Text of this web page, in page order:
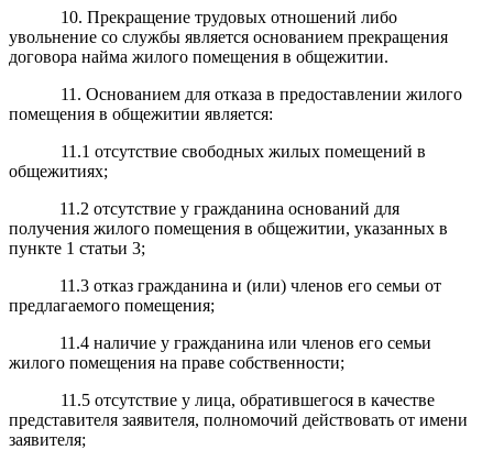
10. Прекращение трудовых отношений либо
увольнение со службы является основанием прекращения
договора найма жилого помещения в общежитии.
11. Основанием для отказа в предоставлении жилого
помещения в общежитии является:
11.1 отсутствие свободных жилых помещений в
общежитиях;
11.2 отсутствие у гражданина оснований для
получения жилого помещения в общежитии, указанных в
пункте 1 статьи 3;
11.3 отказ гражданина и (или) членов его семьи от
предлагаемого помещения;
11.4 наличие у гражданина или членов его семьи
жилого помещения на праве собственности;
11.5 отсутствие у лица, обратившегося в качестве
представителя заявителя, полномочий действовать от имени
заявителя;